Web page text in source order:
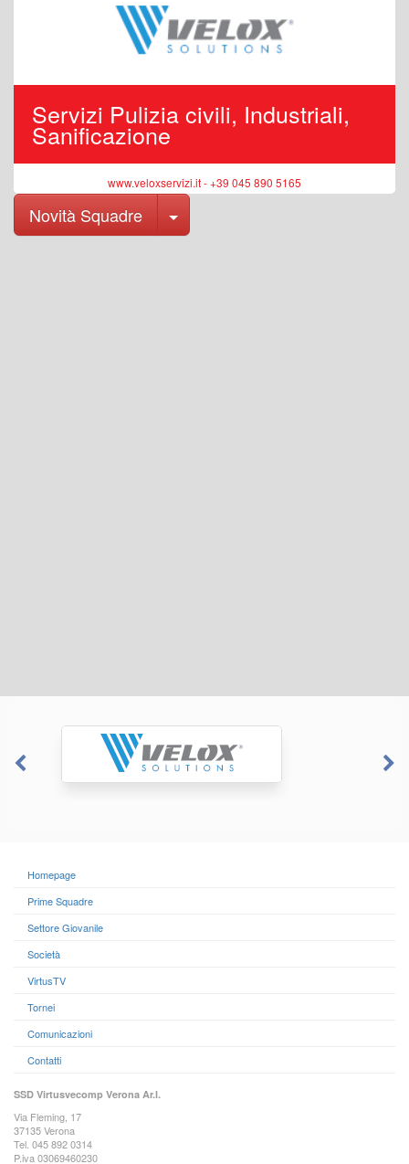
Servizi Pulizia civili, Industriali,
Sanificazione
www.veloxservizi.it - +39 045 890 5165
Novità Squadre Toggle Dropdown
Homepage
Prime Squadre
Settore Giovanile
Società
VirtusTV
Tornei
Comunicazioni
Contatti
SSD Virtusvecomp Verona Ar.l.
Via Fleming, 17
37135 Verona
Tel. 045 892 0314
P.iva 03069460230